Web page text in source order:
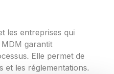
le­s entreprises qui
garantit
Elle pe­rmet de
et le­s réglementations.